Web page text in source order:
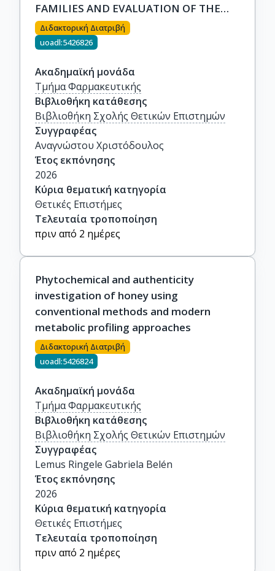
FAMILIES AND EVALUATION OF THE
BIOLOGICAN PROPERTIES OF
SECONDARY METABOLITES THEROF
Διδακτορική Διατριβή
uoadl:5426826
Ακαδημαϊκή μονάδα
Τμήμα Φαρμακευτικής
Βιβλιοθήκη κατάθεσης
Βιβλιοθήκη Σχολής Θετικών Επιστημών
Συγγραφέας
Αναγνώστου Χριστόδουλος
Έτος εκπόνησης
2026
Κύρια θεματική κατηγορία
Θετικές Επιστήμες
Τελευταία τροποποίηση
πριν από 2 ημέρες
Phytochemical and authenticity
investigation of honey using
conventional methods and modern
metabolic profiling approaches
Διδακτορική Διατριβή
uoadl:5426824
Ακαδημαϊκή μονάδα
Τμήμα Φαρμακευτικής
Βιβλιοθήκη κατάθεσης
Βιβλιοθήκη Σχολής Θετικών Επιστημών
Συγγραφέας
Lemus Ringele Gabriela Belén
Έτος εκπόνησης
2026
Κύρια θεματική κατηγορία
Θετικές Επιστήμες
Τελευταία τροποποίηση
πριν από 2 ημέρες